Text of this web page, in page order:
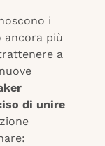
i
ancora più
a
di unire